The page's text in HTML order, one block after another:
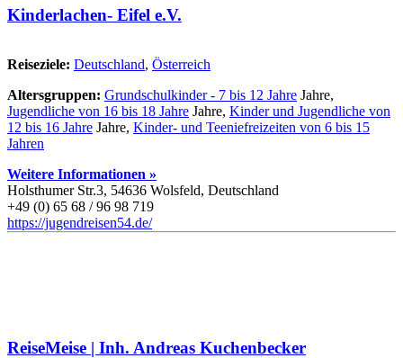
Kinderlachen- Eifel e.V.
Reiseziele: Deutschland, Österreich
Altersgruppen: Grundschulkinder - 7 bis 12 Jahre Jahre,
Jugendliche von 16 bis 18 Jahre Jahre, Kinder und Jugendliche von
12 bis 16 Jahre Jahre, Kinder- und Teeniefreizeiten von 6 bis 15
Jahren
Weitere Informationen »
Holsthumer Str.3, 54636 Wolsfeld, Deutschland
+49 (0) 65 68 / 96 98 719
https://jugendreisen54.de/
ReiseMeise | Inh. Andreas Kuchenbecker